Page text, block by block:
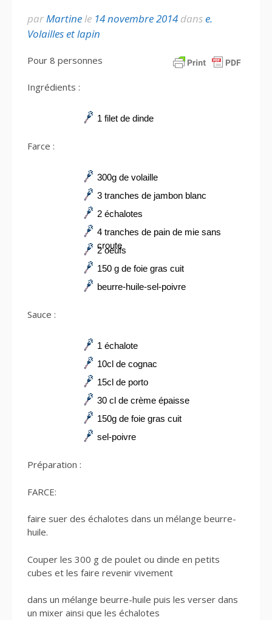
par Martine le 14 novembre 2014 danse.
Volailles et lapin
Pour 8 personnes
Ingrédients :
1 filet de dinde
Farce :
300g de volaille
3 tranches de jambon blanc
2 échalotes
4 tranches de pain de mie sans
croute
2 oeufs
150 g de foie gras cuit
beurre-huile-sel-poivre
Sauce :
1 échalote
10cl de cognac
15cl de porto
30 cl de crème épaisse
150g de foie gras cuit
sel-poivre
Préparation :
FARCE:
faire suer des échalotes dans un mélange beurre-
huile.
Couper les 300 g de poulet ou dinde en petits
cubes et les faire revenir vivement
dans un mélange beurre-huile puis les verser dans
un mixer ainsi que les échalotes